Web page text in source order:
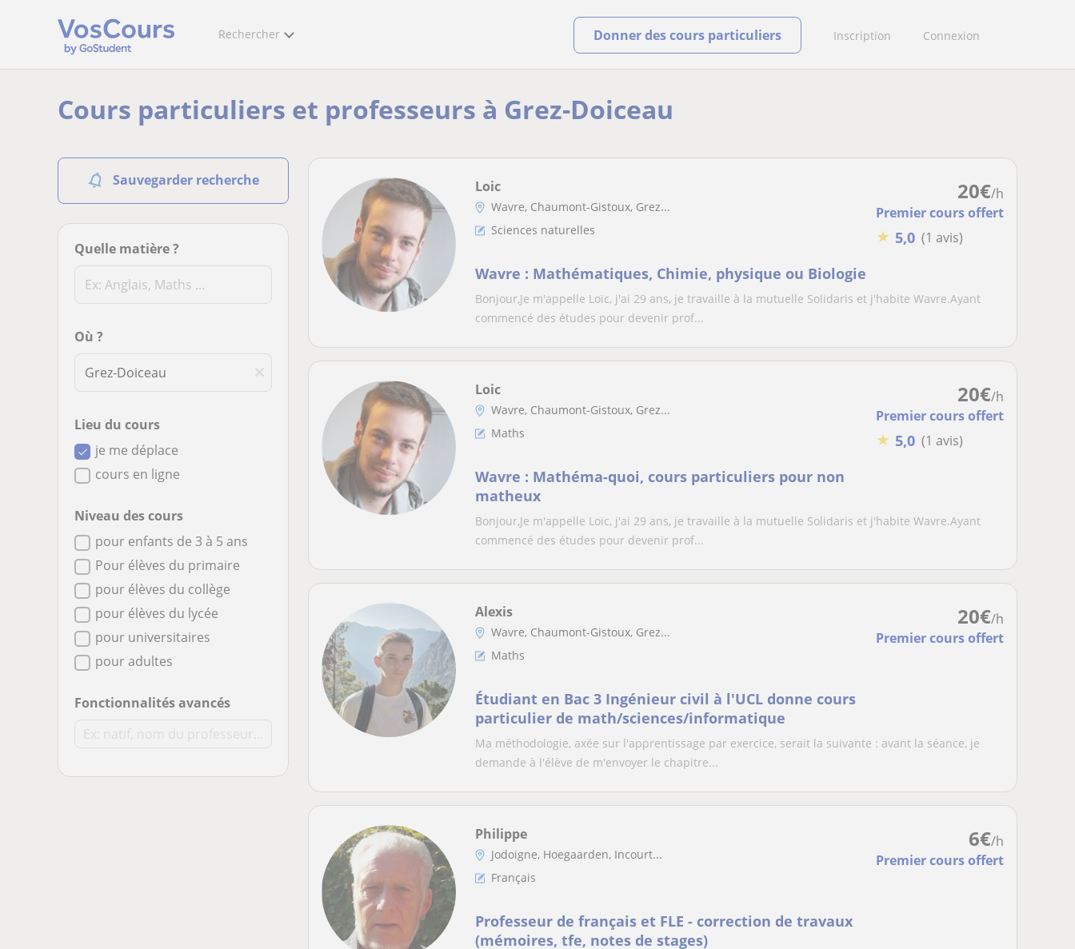
Rechercher Inscription Connexion
Donner des cours particuliers
Cours particuliers et professeurs à Grez-Doiceau
Sauvegarder recherche
Quelle matière ?
Où ?
Lieu du cours
je me déplace
cours en ligne
Niveau des cours
pour enfants de 3 à 5 ans
Pour élèves du primaire
pour élèves du collège
pour élèves du lycée
pour universitaires
pour adultes
Fonctionnalités avancés
20€/h
Premier cours offert
★ 5,0 (1 avis)
Loic
Wavre, Chaumont-Gistoux, Grez...
Sciences naturelles
Wavre : Mathématiques, Chimie, physique ou Biologie
Bonjour,Je m'appelle Loïc, j'ai 29 ans, je travaille à la mutuelle Solidaris et j'habite Wavre.Ayant
commencé des études pour devenir prof...
20€/h
Premier cours offert
★ 5,0 (1 avis)
Loic
Wavre, Chaumont-Gistoux, Grez...
Maths
Wavre : Mathéma-quoi, cours particuliers pour non
matheux
Bonjour,Je m'appelle Loïc, j'ai 29 ans, je travaille à la mutuelle Solidaris et j'habite Wavre.Ayant
commencé des études pour devenir prof...
20€/h
Premier cours offert
Alexis
Wavre, Chaumont-Gistoux, Grez...
Maths
Étudiant en Bac 3 Ingénieur civil à l'UCL donne cours
particulier de math/sciences/informatique
Ma méthodologie, axée sur l'apprentissage par exercice, serait la suivante : avant la séance, je
demande à l'élève de m'envoyer le chapitre...
6€/h
Premier cours offert
Philippe
Jodoigne, Hoegaarden, Incourt...
Français
Professeur de français et FLE - correction de travaux
(mémoires, tfe, notes de stages)